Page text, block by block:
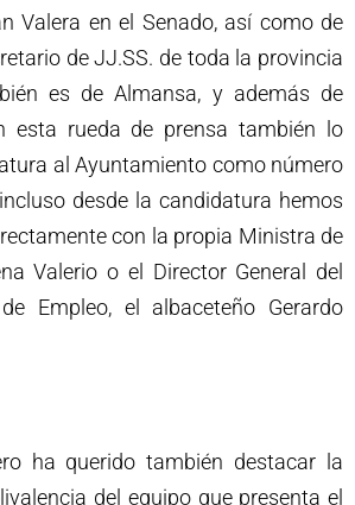
Valera en el Senado, así como de
de JJ.SS. de toda la provincia
es de Almansa, y además de
esta rueda de prensa también lo
al Ayuntamiento como número
desde la candidatura hemos
con la propia Ministra de
Valerio o el Director General del
Empleo, el albaceteño Gerardo
ha querido también destacar la
del equipo que presenta el